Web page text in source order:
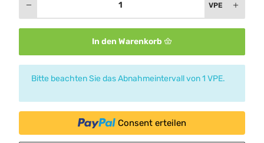
VPE
In den Warenkorb
x
Bitte beachten Sie das Abnahmeintervall von 1 VPE.
Consent erteilen